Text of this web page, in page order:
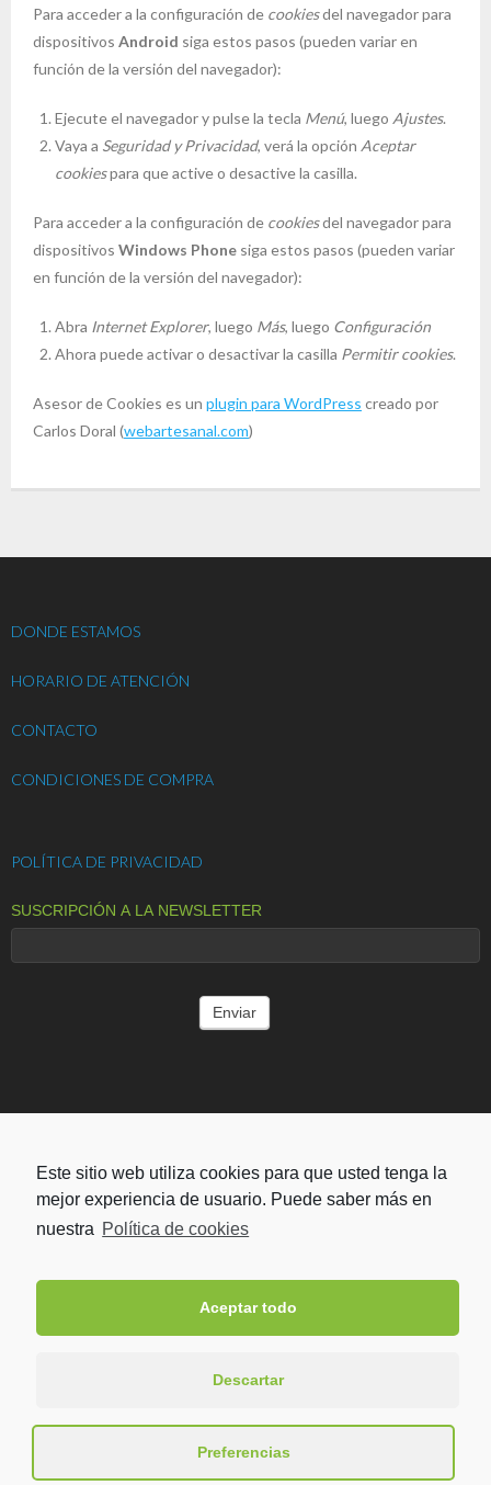
Este sitio web utiliza cookies para que usted tenga la
mejor experiencia de usuario. Puede saber más en
nuestra Política de cookies
Aceptar todo
Descartar
Preferencias
Para acceder a la configuración de cookiesdel navegador para
dispositivos Android siga estos pasos (pueden variar en
función de la versión del navegador):
Ejecute el navegador y pulse la tecla Menú, luego Ajustes.
Vaya a Seguridad y Privacidad, verá la opción Aceptar
cookiespara que active o desactive la casilla.
Para acceder a la configuración de cookiesdel navegador para
dispositivos Windows Phone siga estos pasos (pueden variar
en función de la versión del navegador):
Abra Internet Explorer, luego Más, luego Configuración
Ahora puede activar o desactivar la casilla Permitir cookies.
Asesor de Cookies es un plugin para WordPress creado por
Carlos Doral (webartesanal.com)
DONDE ESTAMOS
HORARIO DE ATENCIÓN
CONTACTO
CONDICIONES DE COMPRA
POLÍTICA DE PRIVACIDAD
SUSCRIPCIÓN A LA NEWSLETTER
Theme byThink Up Themes Ltd. Powered byWordPress.